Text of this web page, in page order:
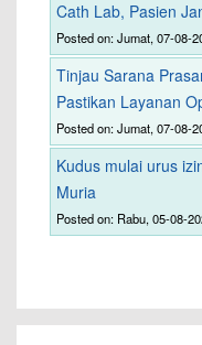
Cath Lab, Pasien
Posted on: Jumat, 07-08-
Tinjau Sarana
Pastikan Layanan
Posted on: Jumat, 07-08-
Kudus mulai urus
Muria
Posted on: Rabu, 05-08-